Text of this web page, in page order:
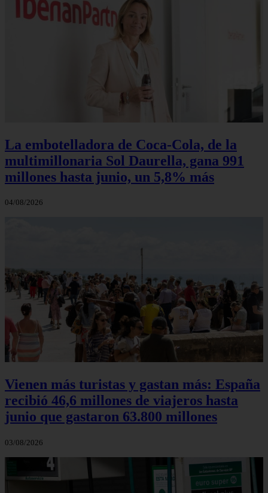
La embotelladora de Coca-Cola, de la
multimillonaria Sol Daurella, gana 991
millones hasta junio, un 5,8% más
04/08/2026
Vienen más turistas y gastan más: España
recibió 46,6 millones de viajeros hasta
junio que gastaron 63.800 millones
03/08/2026